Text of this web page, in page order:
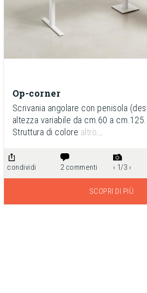
Op-corner
Scrivania angolare con penisola
altezza variabile da cm.60 a cm.125.
Struttura di colore altro
condividi 2 commenti ‹ 1/3 ›
SCOPRI DI PIÙ